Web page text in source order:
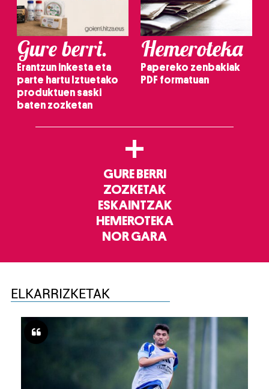
Gure berri.
Erantzun inkesta eta
parte hartu Iztuetako
produktuen saski
baten zozketan
Hemeroteka
Papereko zenbakiak
PDF formatuan
+
GURE BERRI
ZOZKETAK
ESKAINTZAK
HEMEROTEKA
NOR GARA
ELKARRIZKETAK